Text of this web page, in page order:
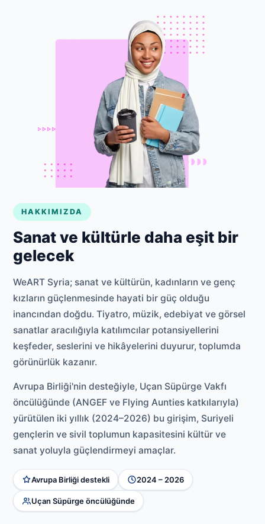
HAKKIMIZDA
Sanat ve kültürle daha eşit bir
gelecek
WeART Syria; sanat ve kültürün, kadınların ve genç
kızların güçlenmesinde hayati bir güç olduğu
inancından doğdu. Tiyatro, müzik, edebiyat ve görsel
sanatlar aracılığıyla katılımcılar potansiyellerini
keşfeder, seslerini ve hikâyelerini duyurur, toplumda
görünürlük kazanır.
Avrupa Birliği'nin desteğiyle, Uçan Süpürge Vakfı
öncülüğünde (ANGEF ve Flying Aunties katkılarıyla)
yürütülen iki yıllık (2024–2026) bu girişim, Suriyeli
gençlerin ve sivil toplumun kapasitesini kültür ve
sanat yoluyla güçlendirmeyi amaçlar.
Avrupa Birliği destekli 2024 – 2026
Uçan Süpürge öncülüğünde